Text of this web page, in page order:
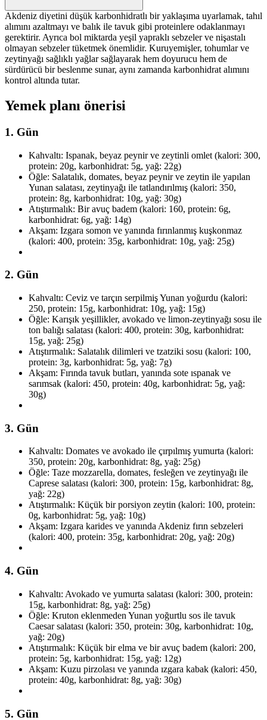
Akdeniz diyetini düşük karbonhidratlı bir yaklaşıma uyarlamak, tahıl
alımını azaltmayı ve balık ile tavuk gibi proteinlere odaklanmayı
gerektirir. Ayrıca bol miktarda yeşil yapraklı sebzeler ve nişastalı
olmayan sebzeler tüketmek önemlidir. Kuruyemişler, tohumlar ve
zeytinyağı sağlıklı yağlar sağlayarak hem doyurucu hem de
sürdürücü bir beslenme sunar, aynı zamanda karbonhidrat alımını
kontrol altında tutar.
Yemek planı önerisi
1. Gün
Kahvaltı: Ispanak, beyaz peynir ve zeytinli omlet (kalori: 300,
protein: 20g, karbonhidrat: 5g, yağ: 22g)
Öğle: Salatalık, domates, beyaz peynir ve zeytin ile yapılan
Yunan salatası, zeytinyağı ile tatlandırılmış (kalori: 350,
protein: 8g, karbonhidrat: 10g, yağ: 30g)
Atıştırmalık: Bir avuç badem (kalori: 160, protein: 6g,
karbonhidrat: 6g, yağ: 14g)
Akşam: Izgara somon ve yanında fırınlanmış kuşkonmaz
(kalori: 400, protein: 35g, karbonhidrat: 10g, yağ: 25g)
2. Gün
Kahvaltı: Ceviz ve tarçın serpilmiş Yunan yoğurdu (kalori:
250, protein: 15g, karbonhidrat: 10g, yağ: 15g)
Öğle: Karışık yeşillikler, avokado ve limon-zeytinyağı sosu ile
ton balığı salatası (kalori: 400, protein: 30g, karbonhidrat:
15g, yağ: 25g)
Atıştırmalık: Salatalık dilimleri ve tzatziki sosu (kalori: 100,
protein: 3g, karbonhidrat: 5g, yağ: 7g)
Akşam: Fırında tavuk butları, yanında sote ıspanak ve
sarımsak (kalori: 450, protein: 40g, karbonhidrat: 5g, yağ:
30g)
3. Gün
Kahvaltı: Domates ve avokado ile çırpılmış yumurta (kalori:
350, protein: 20g, karbonhidrat: 8g, yağ: 25g)
Öğle: Taze mozzarella, domates, fesleğen ve zeytinyağı ile
Caprese salatası (kalori: 300, protein: 15g, karbonhidrat: 8g,
yağ: 22g)
Atıştırmalık: Küçük bir porsiyon zeytin (kalori: 100, protein:
0g, karbonhidrat: 5g, yağ: 10g)
Akşam: Izgara karides ve yanında Akdeniz fırın sebzeleri
(kalori: 400, protein: 35g, karbonhidrat: 20g, yağ: 20g)
4. Gün
Kahvaltı: Avokado ve yumurta salatası (kalori: 300, protein:
15g, karbonhidrat: 8g, yağ: 25g)
Öğle: Kruton eklenmeden Yunan yoğurtlu sos ile tavuk
Caesar salatası (kalori: 350, protein: 30g, karbonhidrat: 10g,
yağ: 20g)
Atıştırmalık: Küçük bir elma ve bir avuç badem (kalori: 200,
protein: 5g, karbonhidrat: 15g, yağ: 12g)
Akşam: Kuzu pirzolası ve yanında ızgara kabak (kalori: 450,
protein: 40g, karbonhidrat: 8g, yağ: 30g)
5. Gün